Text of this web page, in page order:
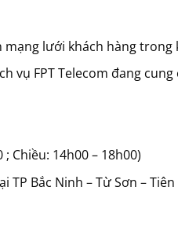
lưới khách hàng
vụ FPT Telecom đang
Chiều: 14h00 – 18h00)
Bắc Ninh – Từ Sơn –